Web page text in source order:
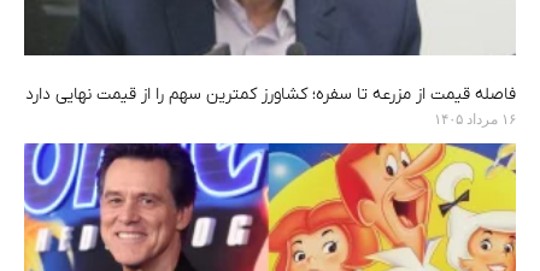
فاصله قیمت از مزرعه تا سفره؛ کشاورز کمترین سهم را از قیمت نهایی دارد
۱۶ مرداد ۱۴۰۵